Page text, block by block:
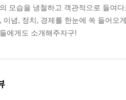
모습을 냉철하고 객관적으로 들여
이념, 정치, 경제를 한눈에 쏙 들어오
에게도 소개해주자구!